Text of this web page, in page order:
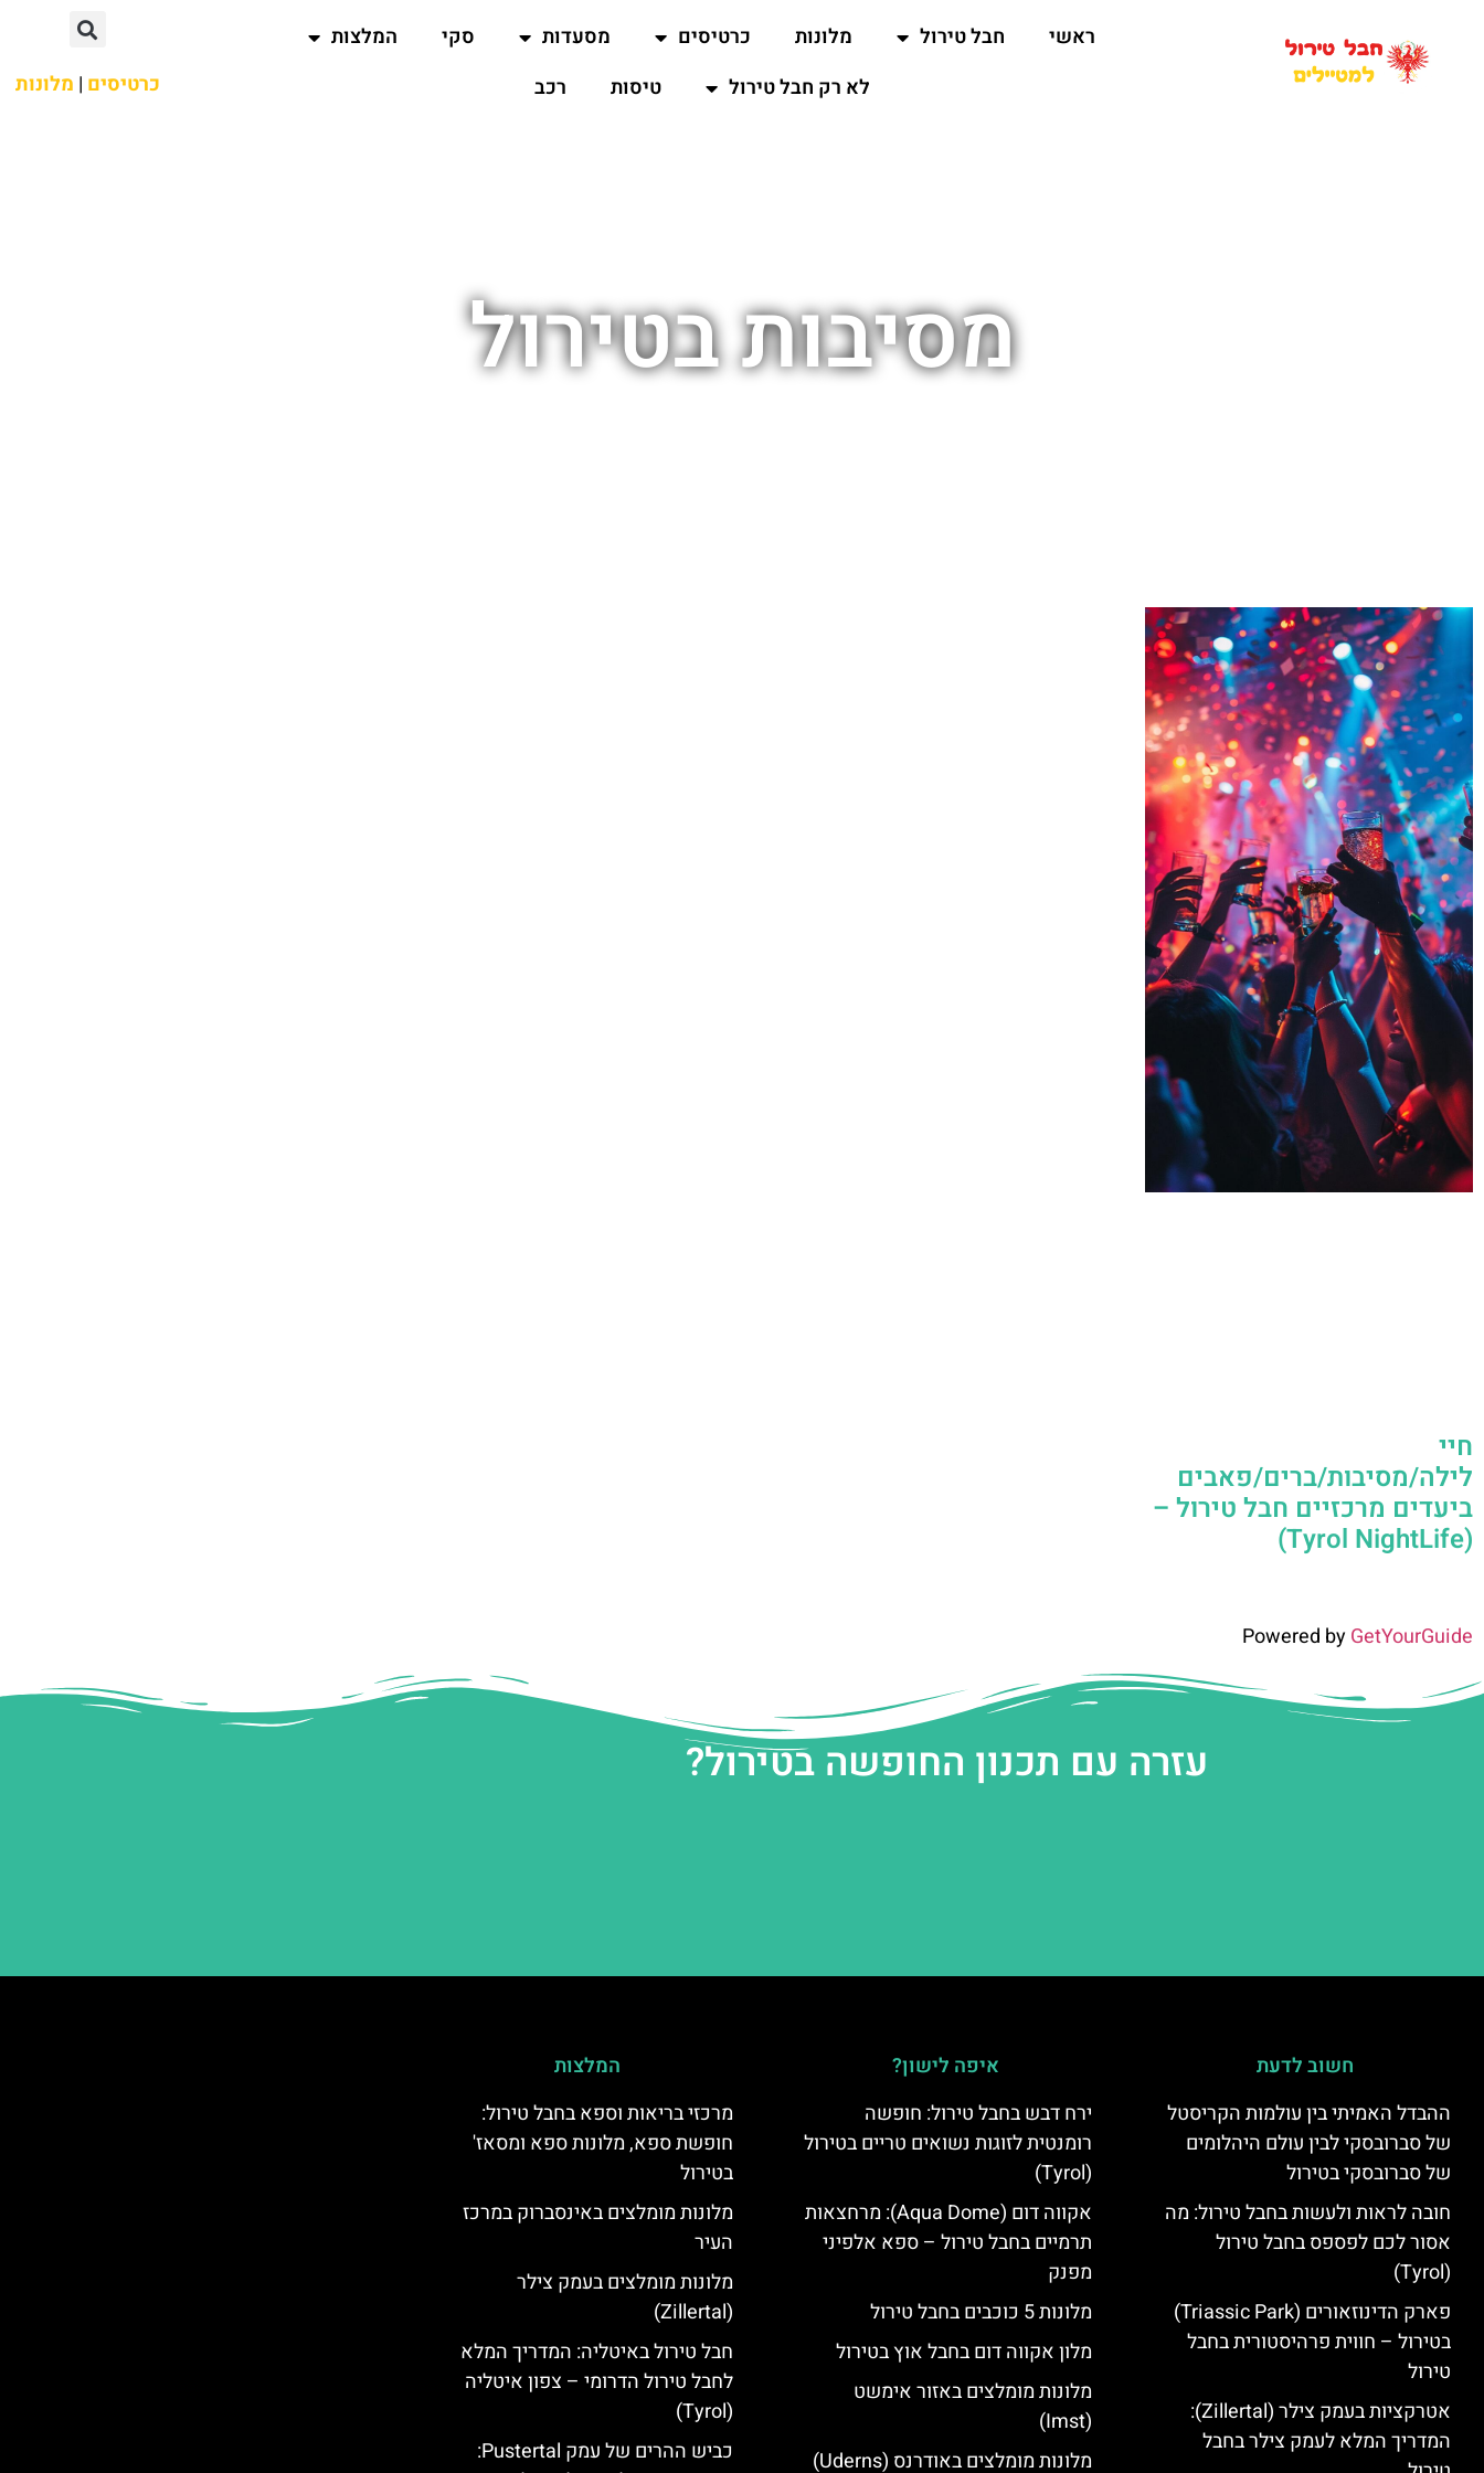
ראשי חבל טירול מלונות כרטיסים מסעדות סקי
המלצות
לא רק חבל טירול
טיסות רכב כרטיסים | מלונות
מסיבות בטירול
חיי
לילה/מסיבות/ברים/פאבים
ביעדים מרכזיים חבל טירול –
(Tyrol NightLife)
Powered byGetYourGuide
עזרה עם תכנון החופשה בטירול?
חשוב לדעת
ההבדל האמיתי בין עולמות הקריסטל
של סברובסקי לבין עולם היהלומים
של סברובסקי בטירול
חובה לראות ולעשות בחבל טירול: מה
אסור לכם לפספס בחבל טירול
(Tyrol)
פארק הדינוזאורים (Triassic Park)
בטירול – חווית פרהיסטורית בחבל
טירול
אטרקציות בעמק צילר (Zillertal):
המדריך המלא לעמק צילר בחבל
איפה לישון?
ירח דבש בחבל טירול: חופשה
רומנטית לזוגות נשואים טריים בטירול
(Tyrol)
אקווה דום (Aqua Dome): מרחצאות
תרמיים בחבל טירול – ספא אלפיני
מפנק
מלונות 5 כוכבים בחבל טירול
מלון אקווה דום בחבל אוץ בטירול
מלונות מומלצים באזור אימשט
(Imst)
מלונות מומלצים באודרנס (Uderns)
המלצות
מרכזי בריאות וספא בחבל טירול:
חופשת ספא, מלונות ספא ומסאז'
בטירול
מלונות מומלצים באינסברוק במרכז
העיר
מלונות מומלצים בעמק צילר
(Zillertal)
חבל טירול באיטליה: המדריך המלא
לחבל טירול הדרומי – צפון איטליה
(Tyrol)
כביש ההרים של עמק Pustertal: